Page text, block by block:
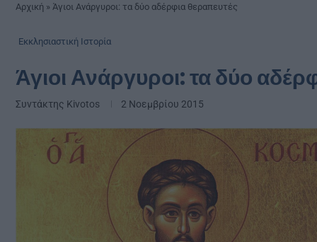
Αρχική » Άγιοι Ανάργυροι: τα δύο αδέρφια θεραπευτές
Εκκλησιαστική Ιστορία
Άγιοι Ανάργυροι: τα δύο
Συντάκτης Kivotos 2 Νοεμβρίου 2015